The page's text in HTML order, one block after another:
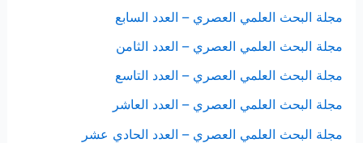
مجلة البحث العلمي العصري – العدد السابع
مجلة البحث العلمي العصري – العدد الثامن
مجلة البحث العلمي العصري – العدد التاسع
مجلة البحث العلمي العصري – العدد العاشر
مجلة البحث العلمي العصري – العدد الحادي عشر